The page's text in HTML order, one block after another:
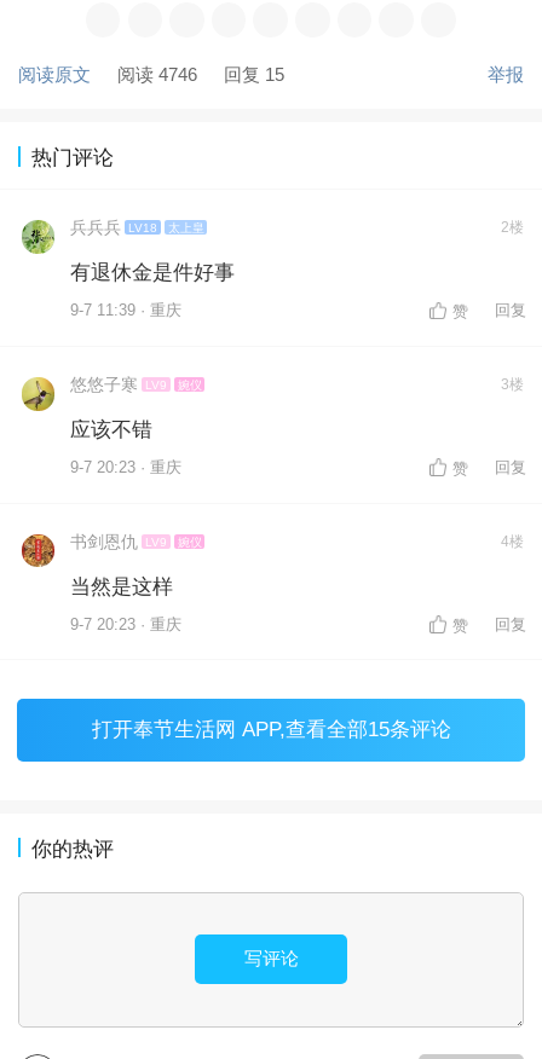
阅读原文 阅读 4746 回复 15 举报
热门评论
兵兵兵 LV18 太上皇 2楼
有退休金是件好事
9-7 11:39 · 重庆 赞 回复
悠悠子寒 LV9 婉仪 3楼
应该不错
9-7 20:23 · 重庆 赞 回复
书剑恩仇 LV9 婉仪 4楼
当然是这样
9-7 20:23 · 重庆 赞 回复
打开奉节生活网 APP,查看全部15条评论
你的热评
写评论